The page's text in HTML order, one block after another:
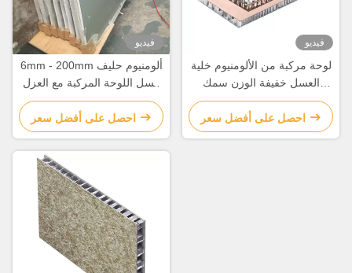
فيديو
6mm - 200mm ألومنيوم حليف
عسل اللوحة المركبة مع العزل
الصوتي / الحراري الجيد
احصل على أفضل سعر
فيديو
لوحة مركبة من الألومنيوم خلية
العسل خفيفة الوزن سمك
6mm-30mm
احصل على أفضل سعر